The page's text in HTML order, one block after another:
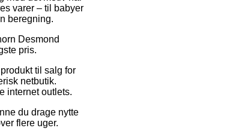
varer – til babyer
beregning.
Desmond
pris.
til salg for
netbutik.
internet outlets.
du drage nytte
flere uger.